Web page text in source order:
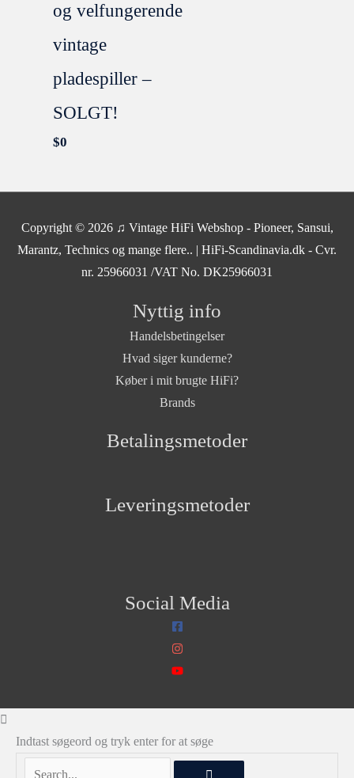
og velfungerende
vintage
pladespiller –
SOLGT!
$0
Copyright © 2026 ♫ Vintage HiFi Webshop - Pioneer, Sansui,
Marantz, Technics og mange flere.. | HiFi-Scandinavia.dk - Cvr.
nr. 25966031 /VAT No. DK25966031
Nyttig info
Handelsbetingelser
Hvad siger kunderne?
Køber i mit brugte HiFi?
Brands
Betalingsmetoder
Leveringsmetoder
Social Media
Indtast søgeord og tryk enter for at søge